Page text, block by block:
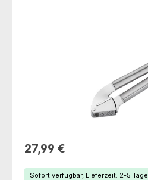
Regulärer Preis:
27,99 €
Sofort verfügbar, Lieferzeit: 2-5 Tage